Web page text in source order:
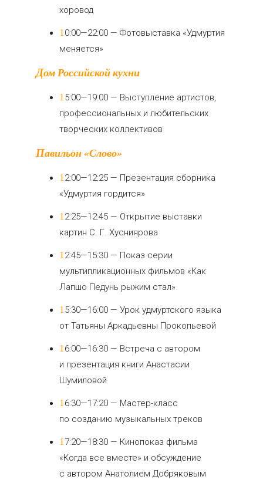
хоровод
10:00—22:00 — Фотовыставка «Удмуртия
меняется»
Дом Российской кухни
15:00—19:00 — Выступление артистов,
профессиональных и любительских
творческих коллективов
Павильон «Слово»
12:00—12:25 — Презентация сборника
«Удмуртия гордится»
12:25—12:45 — Открытие выставки
картин С. Г. Хусниярова
12:45—15:30 — Показ серии
мультипликационных фильмов «Как
Лапшо Педунь рыжим стал»
15:30—16:00 — Урок удмуртского языка
от Татьяны Аркадьевны Прокопьевой
16:00—16:30 — Встреча с автором
и презентация книги Анастасии
Шумиловой
16:30—17:20 — Мастер-класс
по созданию музыкальных треков
17:20—18:30 — Кинопоказ фильма
«Когда все вместе» и обсуждение
с автором Анатолием Добряковым